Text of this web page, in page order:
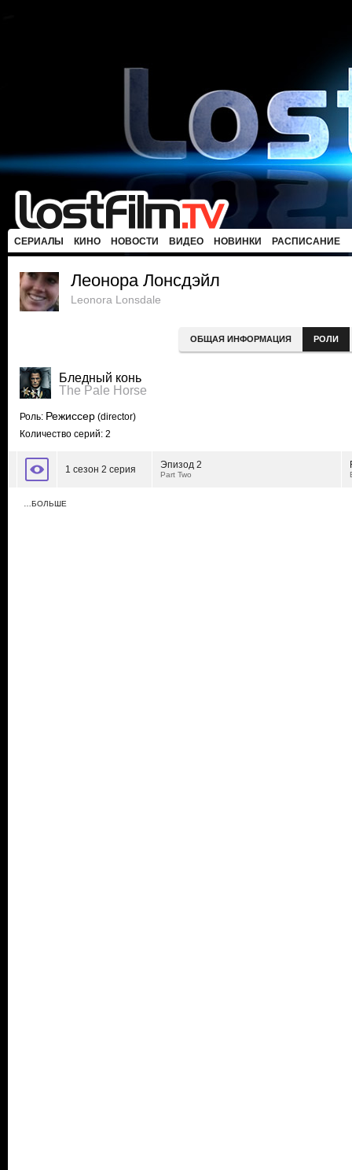
СЕРИАЛЫ КИНО НОВОСТИ ВИДЕО НОВИНКИ РАСПИСАНИЕ
Леонора Лонсдэйл
Leonora Lonsdale
ОБЩАЯ ИНФОРМАЦИЯ РОЛИ
Бледный конь
The Pale Horse
Роль: Режиссер (director)
Количество серий: 2
1 сезон 2 серия Эпизод 2
Part Two
…БОЛЬШЕ